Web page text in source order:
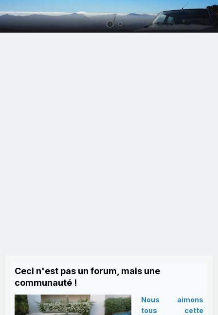
Ceci n'est pas un forum, mais une
communauté !
Nous aimons
tous cette